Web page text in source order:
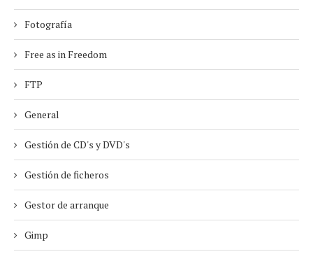
Fotografía
Free as in Freedom
FTP
General
Gestión de CD's y DVD's
Gestión de ficheros
Gestor de arranque
Gimp